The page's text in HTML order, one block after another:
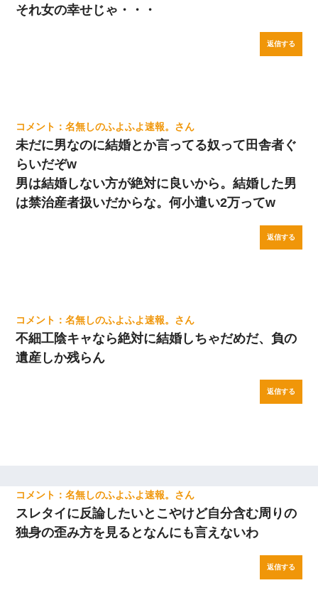
それ女の幸せじゃ・・・
返信する
名無しのふよふよ速報。
未だに男なのに結婚とか言ってる奴って田舎者ぐ
らいだぞw
男は結婚しない方が絶対に良いから。結婚した男
は禁治産者扱いだからな。何小遣い2万ってw
返信する
名無しのふよふよ速報。
不細工陰キャなら絶対に結婚しちゃだめだ、負の
遺産しか残らん
返信する
名無しのふよふよ速報。
スレタイに反論したいとこやけど自分含む周りの
独身の歪み方を見るとなんにも言えないわ
返信する